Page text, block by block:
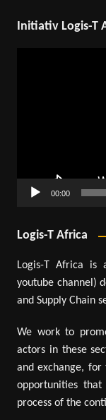
Initiativ Logis-T
00:00
Logis-T Africa
Logis-T Africa is
youtube channel)
and Supply Chain
We work to
actors in these
and exchange,
opportunities
process of the